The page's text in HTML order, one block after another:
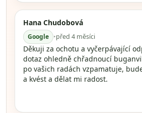
Hana Chudobová
Google •před 4 měsíci
Děkuji za ochotu a vyčerpávající
dotaz ohledně chřadnoucí
po vašich radách vzpamatuje,
a kvést a dělat mi radost.